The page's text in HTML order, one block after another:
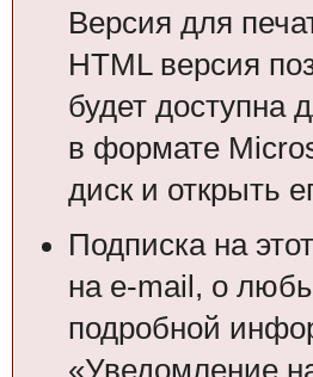
Версия для
HTML версия
будет доступна
в формате
диск и открыть
Подписка на
на e-mail, о
подробной
«Уведомление